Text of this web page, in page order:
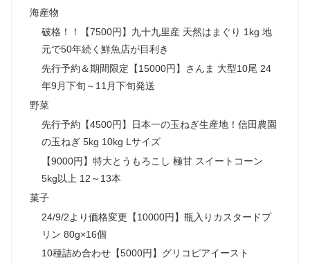
海産物
破格！！【7500円】九十九里産 天然はまぐり 1kg 地
元で50年続く鮮魚店が目利き
先行予約＆期間限定【15000円】さんま 大型10尾 24
年9月下旬～11月下旬発送
野菜
先行予約【4500円】日本一の玉ねぎ生産地！信田農園
の玉ねぎ 5kg 10kg Lサイズ
【9000円】特大とうもろこし 極甘 スイートコーン
5kg以上 12～13本
菓子
24/9/2より価格変更【10000円】瓶入りカスタードプ
リン 80g×16個
10種詰め合わせ【5000円】グリコピアイースト